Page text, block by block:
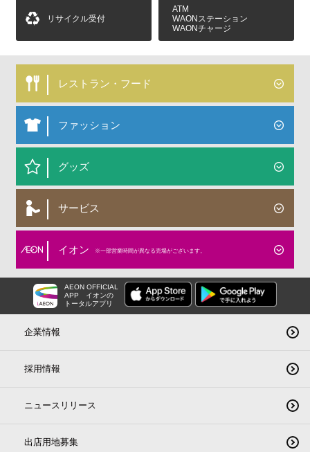
リサイクル受付
ATM
WAONステーション
WAONチャージ
レストラン・フード
ファッション
グッズ
サービス
イオン ※一部営業時間が異なる売場がございます。
AEON OFFICIAL
APP
イオンの
トータルアプリ
企業情報
採用情報
ニュースリリース
出店用地募集